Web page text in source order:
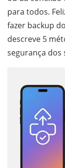
para todos.
fazer backup
descreve 5
segurança dos